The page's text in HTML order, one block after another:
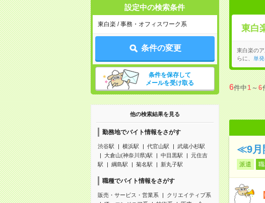
設定中の検索条件
東白楽 / 事務・オフィスワーク系
条件の変更
条件を保存して
メールを受け取る
他の検索結果を見る
勤務地でバイト情報をさがす
渋谷駅 横浜駅 代官山駅
武蔵小杉駅
大倉山(神奈川県)駅
中目黒駅
元住吉
駅
綱島駅 菊名駅 新丸子駅
職種でバイト情報をさがす
販売・サービス・営業系
クリエイティブ系
東白
東白楽の
らに、
単発
6件中1～6
≪9月
派遣